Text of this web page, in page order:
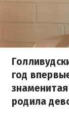
год
родила